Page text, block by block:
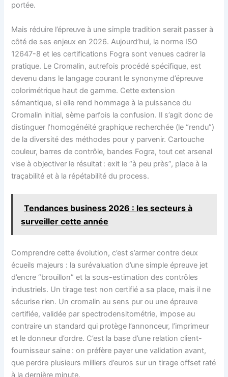
portée.
Mais réduire l’épreuve à une simple tradition serait passer à
côté de ses enjeux en 2026. Aujourd’hui, la norme ISO
12647-8 et les certifications Fogra sont venues cadrer la
pratique. Le Cromalin, autrefois procédé spécifique, est
devenu dans le langage courant le synonyme d’épreuve
colorimétrique haut de gamme. Cette extension
sémantique, si elle rend hommage à la puissance du
Cromalin initial, sème parfois la confusion. Il s’agit donc de
distinguer l’homogénéité graphique recherchée (le “rendu”)
de la diversité des méthodes pour y parvenir. Cartouche
couleur, barres de contrôle, bandes Fogra, tout cet arsenal
vise à objectiver le résultat : exit le “à peu près”, place à la
traçabilité et à la répétabilité du process.
Tendances business 2026 : les secteurs à
surveiller cette année
Comprendre cette évolution, c’est s’armer contre deux
écueils majeurs : la surévaluation d’une simple épreuve jet
d’encre “brouillon” et la sous-estimation des contrôles
industriels. Un tirage test non certifié a sa place, mais il ne
sécurise rien. Un cromalin au sens pur ou une épreuve
certifiée, validée par spectrodensitométrie, impose au
contraire un standard qui protège l’annonceur, l’imprimeur
et le donneur d’ordre. C’est la base d’une relation client-
fournisseur saine : on préfère payer une validation avant,
que perdre plusieurs milliers d’euros sur un tirage offset raté